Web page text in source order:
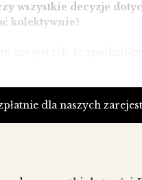
wszystkie decyzje
kolektywnie?
z osobami,
mogłaby być pewnym
zastąpić kimś innym...
dla naszych